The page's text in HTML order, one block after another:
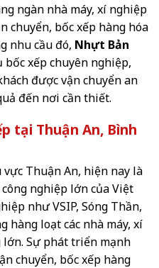
ngàn nhà máy, xí nghiệp
chuyển, bốc xếp hàng hóa
nhu cầu đó, Nhựt Bản
bốc xếp chuyên nghiệp,
được vận chuyển an
đến nơi cần thiết.
tại Thuận An, Bình
Thuận An, hiện nay là
nghiệp lớn của Việt
như VSIP, Sóng Thần,
hàng loạt các nhà máy, xí
lớn. Sự phát triển mạnh
chuyển, bốc xếp hàng